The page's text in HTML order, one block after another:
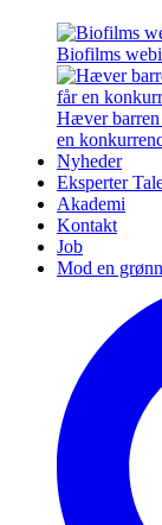
Biofilms
Hæver
en
Nyheder
Eksperter
Akademi
Kontakt
Job
Mod en